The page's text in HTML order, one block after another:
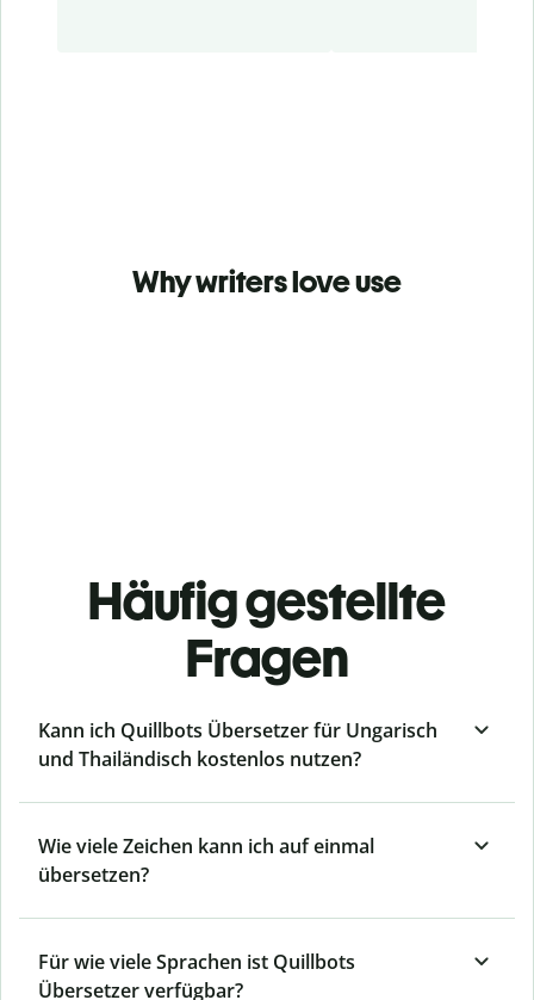
Why writers love use
Häufig gestellte
Fragen
Kann ich Quillbots Übersetzer für Ungarisch
und Thailändisch kostenlos nutzen?
Wie viele Zeichen kann ich auf einmal
übersetzen?
Für wie viele Sprachen ist Quillbots
Übersetzer verfügbar?